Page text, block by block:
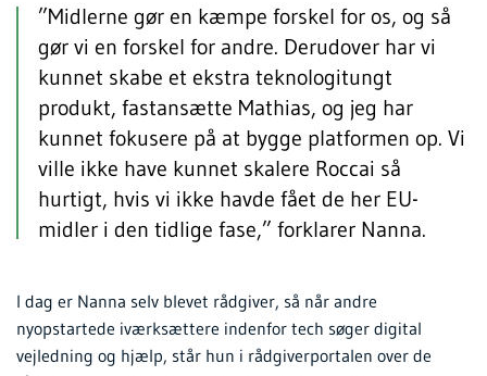
”Midlerne gør en kæmpe forskel for os, og så
gør vi en forskel for andre. Derudover har vi
kunnet skabe et ekstra teknologitungt
produkt, fastansætte Mathias, og jeg har
kunnet fokusere på at bygge platformen op. Vi
ville ikke have kunnet skalere Roccai så
hurtigt, hvis vi ikke havde fået de her EU-
midler i den tidlige fase,” forklarer Nanna.
I dag er Nanna selv blevet rådgiver, så når andre
nyopstartede iværksættere indenfor tech søger digital
vejledning og hjælp, står hun i rådgiverportalen over de